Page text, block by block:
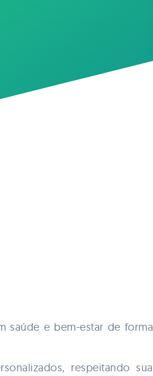
saúde e bem-estar de forma
respeitando sua